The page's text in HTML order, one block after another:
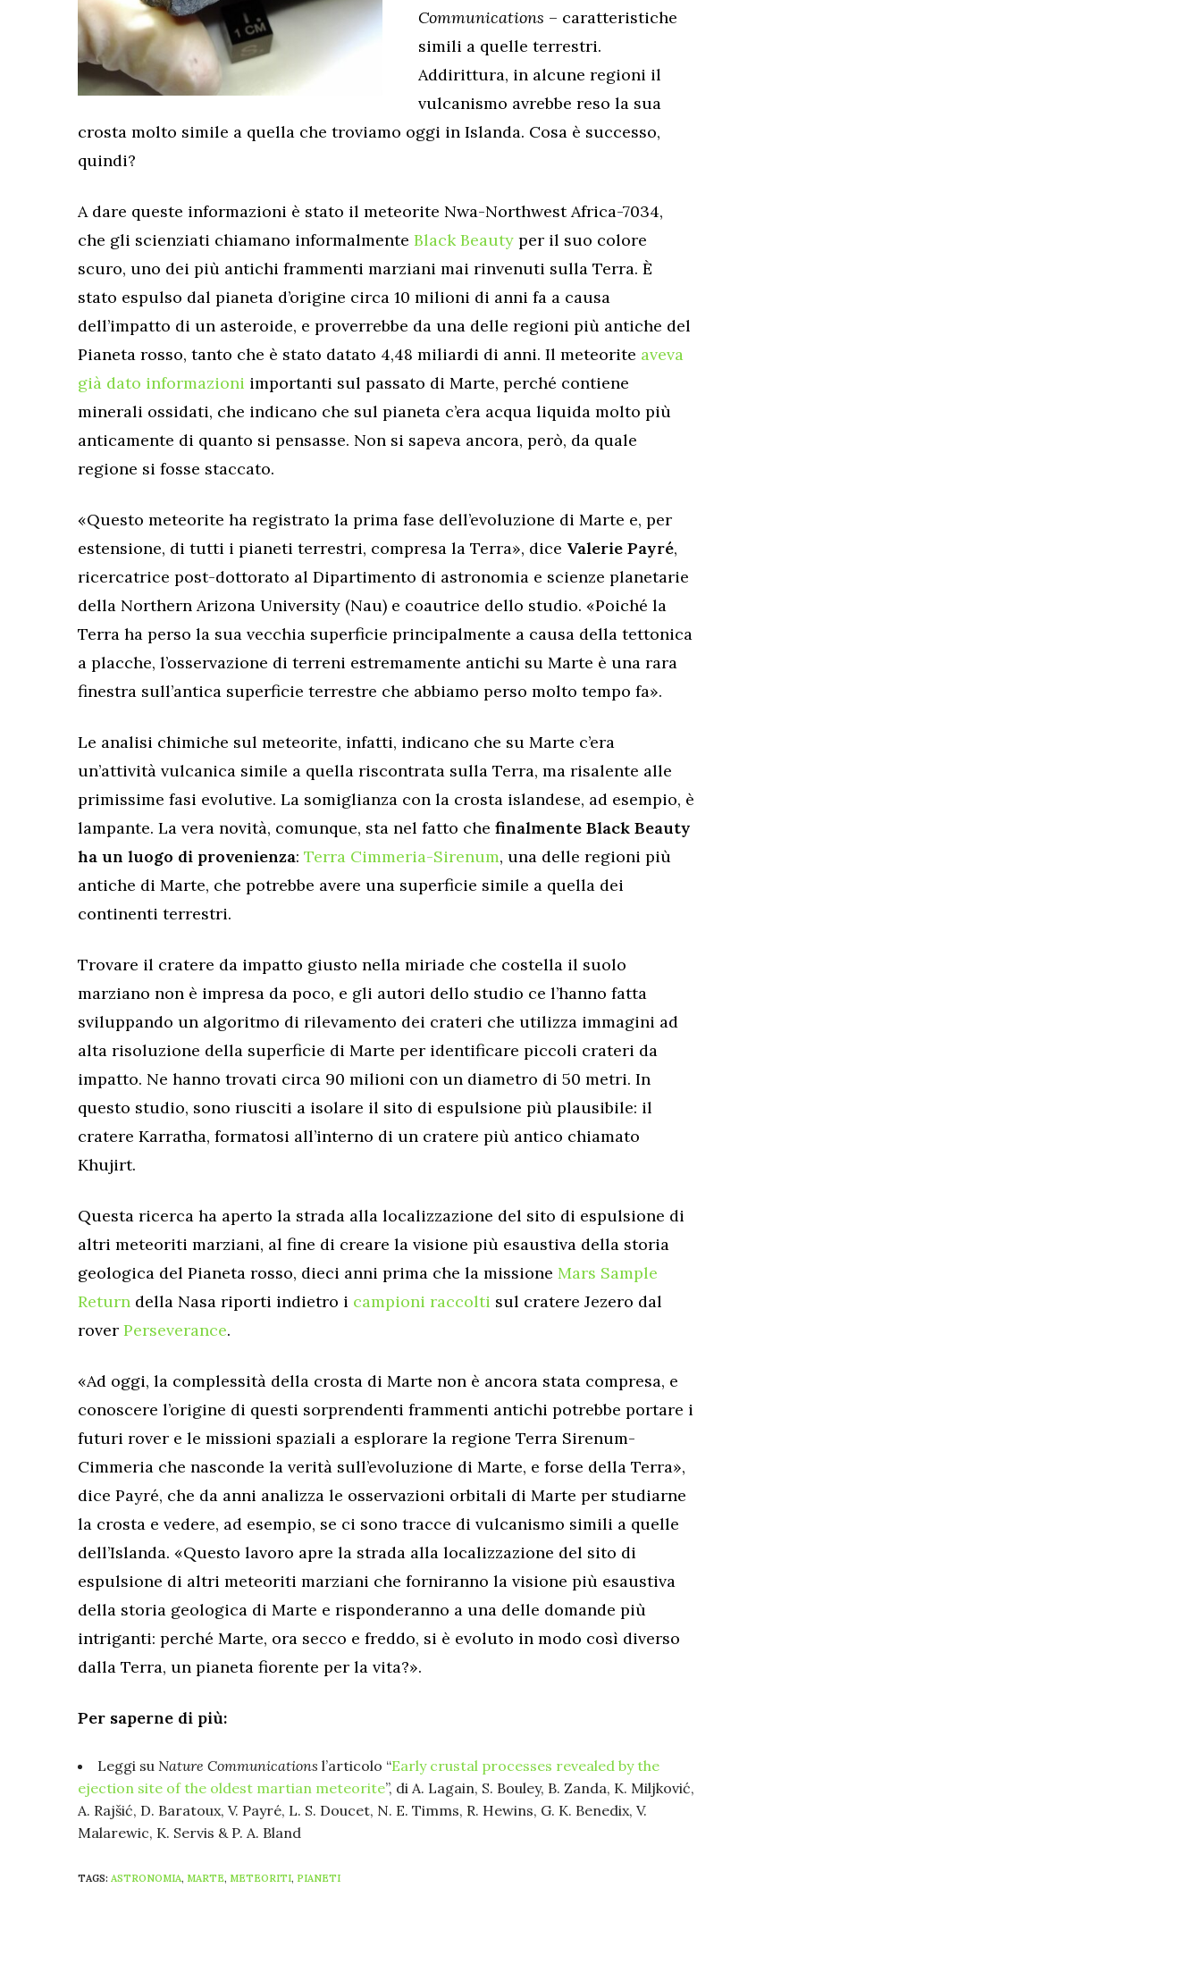
Communications – caratteristiche
simili a quelle terrestri.
Addirittura, in alcune regioni il
vulcanismo avrebbe reso la sua
crosta molto simile a quella che troviamo oggi in Islanda. Cosa è successo,
quindi?
A dare queste informazioni è stato il meteorite Nwa-Northwest Africa-7034,
che gli scienziati chiamano informalmente Black Beauty per il suo colore
scuro, uno dei più antichi frammenti marziani mai rinvenuti sulla Terra. È
stato espulso dal pianeta d’origine circa 10 milioni di anni fa a causa
dell’impatto di un asteroide, e proverrebbe da una delle regioni più antiche del
Pianeta rosso, tanto che è stato datato 4,48 miliardi di anni. Il meteorite aveva
già dato informazioni importanti sul passato di Marte, perché contiene
minerali ossidati, che indicano che sul pianeta c’era acqua liquida molto più
anticamente di quanto si pensasse. Non si sapeva ancora, però, da quale
regione si fosse staccato.
«Questo meteorite ha registrato la prima fase dell’evoluzione di Marte e, per
estensione, di tutti i pianeti terrestri, compresa la Terra», dice Valerie Payré,
ricercatrice post-dottorato al Dipartimento di astronomia e scienze planetarie
della Northern Arizona University (Nau) e coautrice dello studio. «Poiché la
Terra ha perso la sua vecchia superficie principalmente a causa della tettonica
a placche, l’osservazione di terreni estremamente antichi su Marte è una rara
finestra sull’antica superficie terrestre che abbiamo perso molto tempo fa».
Le analisi chimiche sul meteorite, infatti, indicano che su Marte c’era
un’attività vulcanica simile a quella riscontrata sulla Terra, ma risalente alle
primissime fasi evolutive. La somiglianza con la crosta islandese, ad esempio, è
lampante. La vera novità, comunque, sta nel fatto che finalmente Black Beauty
ha un luogo di provenienza: Terra Cimmeria-Sirenum, una delle regioni più
antiche di Marte, che potrebbe avere una superficie simile a quella dei
continenti terrestri.
Trovare il cratere da impatto giusto nella miriade che costella il suolo
marziano non è impresa da poco, e gli autori dello studio ce l’hanno fatta
sviluppando un algoritmo di rilevamento dei crateri che utilizza immagini ad
alta risoluzione della superficie di Marte per identificare piccoli crateri da
impatto. Ne hanno trovati circa 90 milioni con un diametro di 50 metri. In
questo studio, sono riusciti a isolare il sito di espulsione più plausibile: il
cratere Karratha, formatosi all’interno di un cratere più antico chiamato
Khujirt.
Questa ricerca ha aperto la strada alla localizzazione del sito di espulsione di
altri meteoriti marziani, al fine di creare la visione più esaustiva della storia
geologica del Pianeta rosso, dieci anni prima che la missione Mars Sample
Return della Nasa riporti indietro i campioni raccolti sul cratere Jezero dal
rover Perseverance.
«Ad oggi, la complessità della crosta di Marte non è ancora stata compresa, e
conoscere l’origine di questi sorprendenti frammenti antichi potrebbe portare i
futuri rover e le missioni spaziali a esplorare la regione Terra Sirenum-
Cimmeria che nasconde la verità sull’evoluzione di Marte, e forse della Terra»,
dice Payré, che da anni analizza le osservazioni orbitali di Marte per studiarne
la crosta e vedere, ad esempio, se ci sono tracce di vulcanismo simili a quelle
dell’Islanda. «Questo lavoro apre la strada alla localizzazione del sito di
espulsione di altri meteoriti marziani che forniranno la visione più esaustiva
della storia geologica di Marte e risponderanno a una delle domande più
intriganti: perché Marte, ora secco e freddo, si è evoluto in modo così diverso
dalla Terra, un pianeta fiorente per la vita?».
Per saperne di più:
Leggi su Nature Communications l’articolo “Early crustal processes revealed by the
ejection site of the oldest martian meteorite”, di A. Lagain, S. Bouley, B. Zanda, K. Miljković,
A. Rajšić, D. Baratoux, V. Payré, L. S. Doucet, N. E. Timms, R. Hewins, G. K. Benedix, V.
Malarewic, K. Servis & P. A. Bland
TAGS: ASTRONOMIA, MARTE, METEORITI, PIANETI